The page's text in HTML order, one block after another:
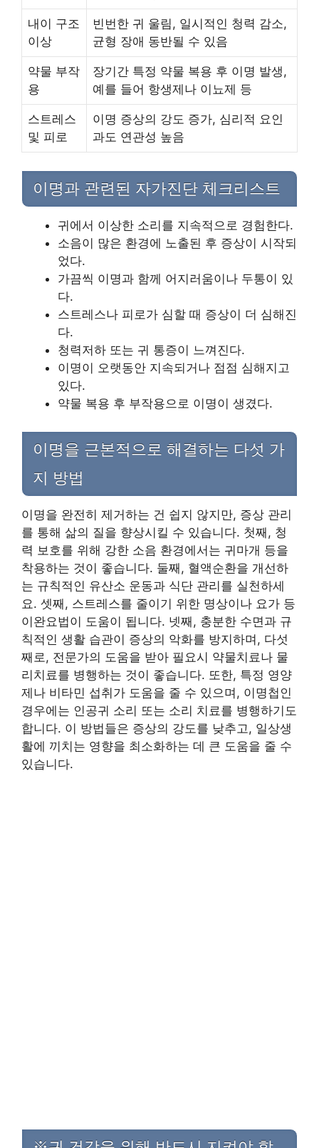
내이 구조
이상
빈번한 귀 울림, 일시적인 청력 감소,
균형 장애 동반될 수 있음
약물 부작
용
장기간 특정 약물 복용 후 이명 발생,
예를 들어 항생제나 이뇨제 등
스트레스
및 피로
이명 증상의 강도 증가, 심리적 요인
과도 연관성 높음
이명과 관련된 자가진단 체크리스트
귀에서 이상한 소리를 지속적으로 경험한다.
소음이 많은 환경에 노출된 후 증상이 시작되
었다.
가끔씩 이명과 함께 어지러움이나 두통이 있
다.
스트레스나 피로가 심할 때 증상이 더 심해진
다.
청력저하 또는 귀 통증이 느껴진다.
이명이 오랫동안 지속되거나 점점 심해지고
있다.
약물 복용 후 부작용으로 이명이 생겼다.
이명을 근본적으로 해결하는 다섯 가
지 방법
이명을 완전히 제거하는 건 쉽지 않지만, 증상 관리
를 통해 삶의 질을 향상시킬 수 있습니다. 첫째, 청
력 보호를 위해 강한 소음 환경에서는 귀마개 등을
착용하는 것이 좋습니다. 둘째, 혈액순환을 개선하
는 규칙적인 유산소 운동과 식단 관리를 실천하세
요. 셋째, 스트레스를 줄이기 위한 명상이나 요가 등
이완요법이 도움이 됩니다. 넷째, 충분한 수면과 규
칙적인 생활 습관이 증상의 악화를 방지하며, 다섯
째로, 전문가의 도움을 받아 필요시 약물치료나 물
리치료를 병행하는 것이 좋습니다. 또한, 특정 영양
제나 비타민 섭취가 도움을 줄 수 있으며, 이명첩인
경우에는 인공귀 소리 또는 소리 치료를 병행하기도
합니다. 이 방법들은 증상의 강도를 낮추고, 일상생
활에 끼치는 영향을 최소화하는 데 큰 도움을 줄 수
있습니다.